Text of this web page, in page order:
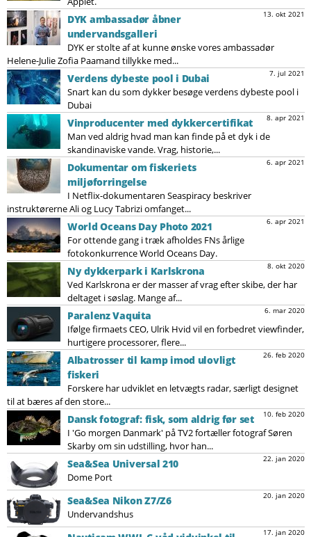
13. okt 2021
DYK ambassadør åbner
undervandsgalleri
DYK er stolte af at kunne ønske vores ambassadør
Helene-Julie Zofia Paamand tillykke med...
7. jul 2021
Verdens dybeste pool i Dubai
Snart kan du som dykker besøge verdens dybeste pool i
Dubai
8. apr 2021
Vinproducenter med dykkercertifikat
Man ved aldrig hvad man kan finde på et dyk i de
skandinaviske vande. Vrag, historie,...
6. apr 2021
Dokumentar om fiskeriets
miljøforringelse
I Netflix-dokumentaren Seaspiracy beskriver
instruktørerne Ali og Lucy Tabrizi omfanget...
6. apr 2021
World Oceans Day Photo 2021
For ottende gang i træk afholdes FNs årlige
fotokonkurrence World Oceans Day.
8. okt 2020
Ny dykkerpark i Karlskrona
Ved Karlskrona er der masser af vrag efter skibe, der har
deltaget i søslag. Mange af...
6. mar 2020
Paralenz Vaquita
Ifølge firmaets CEO, Ulrik Hvid vil en forbedret viewfinder,
hurtigere processorer, flere...
26. feb 2020
Albatrosser til kamp imod ulovligt
fiskeri
Forskere har udviklet en letvægts radar, særligt designet
til at bæres af den store...
10. feb 2020
Dansk fotograf: fisk, som aldrig før set
I 'Go morgen Danmark' på TV2 fortæller fotograf Søren
Skarby om sin udstilling, hvor han...
22. jan 2020
Sea&Sea Universal 210
Dome Port
20. jan 2020
Sea&Sea Nikon Z7/Z6
Undervandshus
17. jan 2020